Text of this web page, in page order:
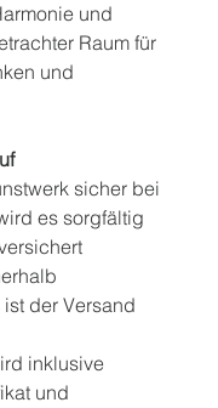
und
Raum für
und
sicher bei
es sorgfältig
der Versand
inklusive
und